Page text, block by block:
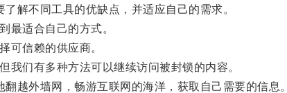
不同工具的优缺点，并适应自己的需求。
适合自己的方式。
信赖的供应商。
们有多种方法可以继续访问被封锁的内容。
外墙网，畅游互联网的海洋，获取自己需要的信息。